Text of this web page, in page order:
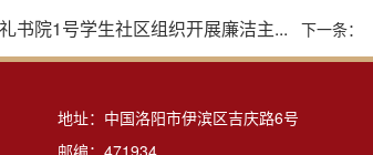
书院1号学生社区组织开展廉洁主... 下一条：
地址：中国洛阳市伊滨区吉庆路6号
邮编：471934